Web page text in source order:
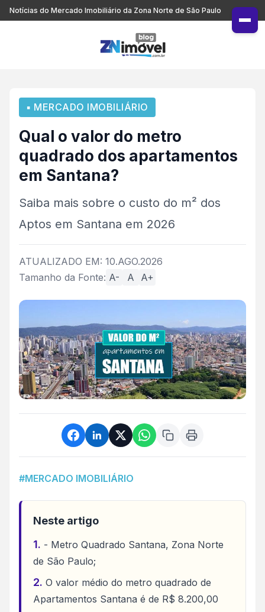
Notícias do Mercado Imobiliário da Zona Norte de São Paulo
▪ MERCADO IMOBILIÁRIO
Qual o valor do metro
quadrado dos apartamentos
em Santana?
Saiba mais sobre o custo do m² dos
Aptos em Santana em 2026
ATUALIZADO EM: 10.AGO.2026
Tamanho da Fonte: A- A A+
#MERCADO IMOBILIÁRIO
Neste artigo
- Metro Quadrado Santana, Zona Norte
de São Paulo;
O valor médio do metro quadrado de
Apartamentos Santana é de R$ 8.200,00